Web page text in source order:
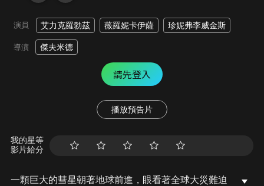
演員 艾力克羅勃茲 薇羅妮卡伊薩 珍妮弗李威金斯
導演 傑夫米德
請先登入
播放預告片
我的星等
影片給分
一顆巨大的彗星朝著地球前進，眼看著全球大災難迫